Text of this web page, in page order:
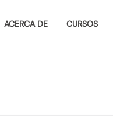
ACERCA DE CURSOS